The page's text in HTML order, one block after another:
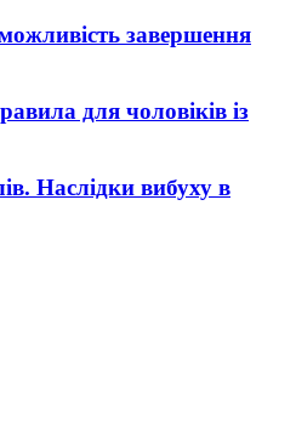
завершення
для чоловіків із
Наслідки вибуху в